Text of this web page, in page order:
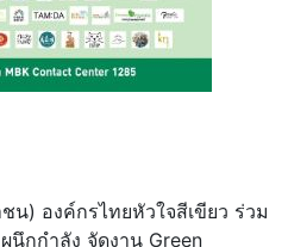
น) องค์กรไทยหัวใจสีเขียว ร่วม
กกำลัง จัดงาน Green